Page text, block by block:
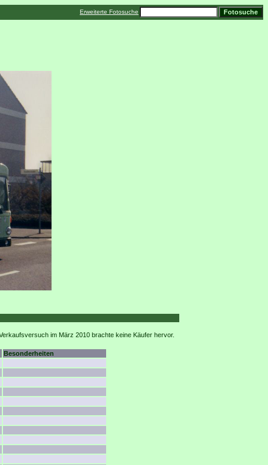
Erweiterte Fotosuche
im März 2010 brachte keine Käufer hervor.
Besonderheiten